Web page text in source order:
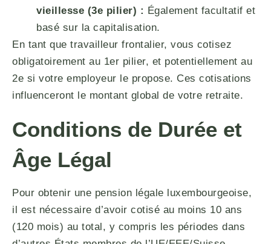
vieillesse (3e pilier) : Également facultatif et
basé sur la capitalisation.
En tant que travailleur frontalier, vous cotisez
obligatoirement au 1er pilier, et potentiellement au
2e si votre employeur le propose. Ces cotisations
influenceront le montant global de votre retraite.
Conditions de Durée et
Âge Légal
Pour obtenir une pension légale luxembourgeoise,
il est nécessaire d’avoir cotisé au moins 10 ans
(120 mois) au total, y compris les périodes dans